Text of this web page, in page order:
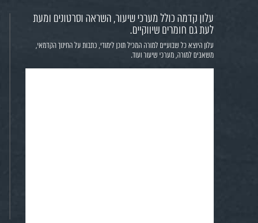
עלון קדמה כולל מערכי שיעור, השראה וסרטונים ומעת
לעת גם חומרים שיווקיים.
עלון היוצא כל שבועיים למורה המכיל תוכן לימודי, כתבות על החינוך הקדמאי,
משאבים למורה, מערכי שיעור ועוד.